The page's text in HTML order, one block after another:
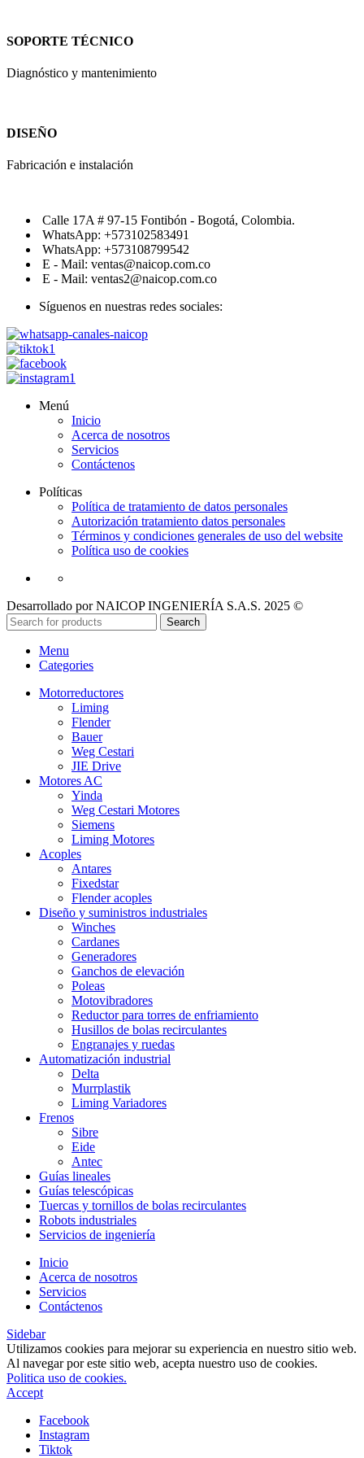
SOPORTE TÉCNICO
Diagnóstico y mantenimiento
DISEÑO
Fabricación e instalación
Calle 17A # 97-15 Fontibón - Bogotá, Colombia.
WhatsApp: +573102583491
WhatsApp: +573108799542
E - Mail: ventas@naicop.com.co
E - Mail: ventas2@naicop.com.co
Síguenos en nuestras redes sociales:
Menú
Inicio
Acerca de nosotros
Servicios
Contáctenos
Políticas
Política de tratamiento de datos personales
Autorización tratamiento datos personales
Términos y condiciones generales de uso del website
Política uso de cookies
Desarrollado por NAICOP INGENIERÍA S.A.S. 2025 ©
Search
Menu
Categories
Motorreductores
Liming
Flender
Bauer
Weg Cestari
JIE Drive
Motores AC
Yinda
Weg Cestari Motores
Siemens
Liming Motores
Acoples
Antares
Fixedstar
Flender acoples
Diseño y suministros industriales
Winches
Cardanes
Generadores
Ganchos de elevación
Poleas
Motovibradores
Reductor para torres de enfriamiento
Husillos de bolas recirculantes
Engranajes y ruedas
Automatización industrial
Delta
Murrplastik
Liming Variadores
Frenos
Sibre
Eide
Antec
Guías lineales
Guías telescópicas
Tuercas y tornillos de bolas recirculantes
Robots industriales
Servicios de ingeniería
Inicio
Acerca de nosotros
Servicios
Contáctenos
Sidebar
Utilizamos cookies para mejorar su experiencia en nuestro sitio web.
Al navegar por este sitio web, acepta nuestro uso de cookies.
Politica uso de cookies.
Accept
Facebook
Instagram
Tiktok